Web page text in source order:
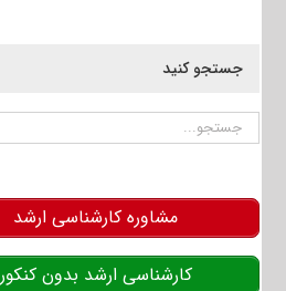
جستجو کنید
جستجو
مشاوره کارشناسی ارشد
کارشناسی ارشد بدون کنکور